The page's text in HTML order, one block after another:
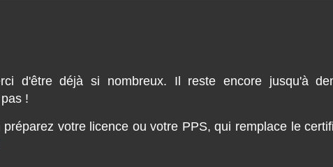
d'être déjà si nombreux. Il reste encore jusqu'à
!
votre licence ou votre PPS, qui remplace le